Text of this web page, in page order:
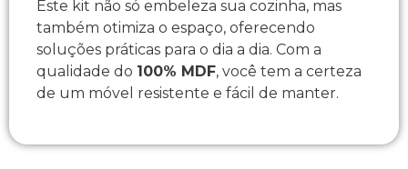
Este kit não só embeleza sua cozinha, mas
também otimiza o espaço, oferecendo
soluções práticas para o dia a dia. Com a
qualidade do 100% MDF, você tem a certeza
de um móvel resistente e fácil de manter.